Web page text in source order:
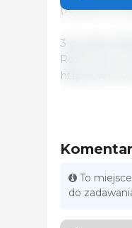
(102,3%
3 grudnia
Rolnictwa /
https://
To
do